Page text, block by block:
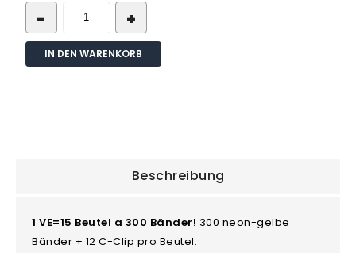
IN DEN WARENKORB
Beschreibung
1 VE=15 Beutel a 300 Bänder! 300 neon-gelbe
Bänder + 12 C-Clip pro Beutel.